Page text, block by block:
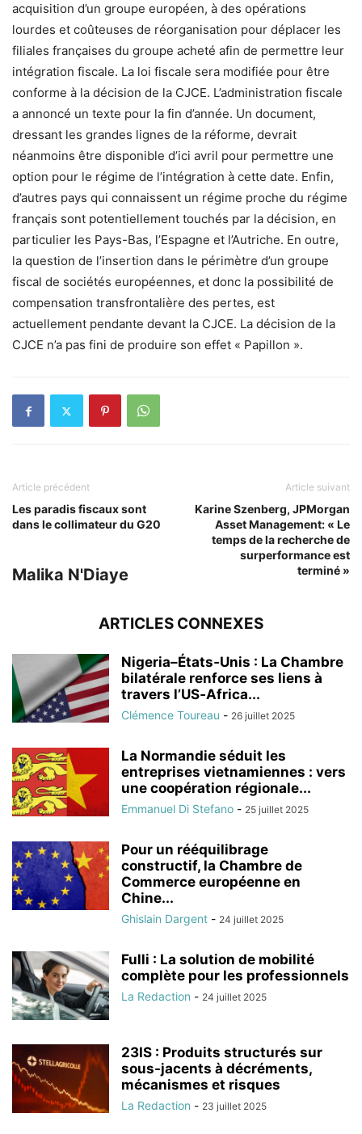
acquisition d’un groupe européen, à des opérations
lourdes et coûteuses de réorganisation pour déplacer les
filiales françaises du groupe acheté afin de permettre leur
intégration fiscale. La loi fiscale sera modifiée pour être
conforme à la décision de la CJCE. L’administration fiscale
a annoncé un texte pour la fin d’année. Un document,
dressant les grandes lignes de la réforme, devrait
néanmoins être disponible d’ici avril pour permettre une
option pour le régime de l’intégration à cette date. Enfin,
d’autres pays qui connaissent un régime proche du régime
français sont potentiellement touchés par la décision, en
particulier les Pays-Bas, l’Espagne et l’Autriche. En outre,
la question de l’insertion dans le périmètre d’un groupe
fiscal de sociétés européennes, et donc la possibilité de
compensation transfrontalière des pertes, est
actuellement pendante devant la CJCE. La décision de la
CJCE n’a pas fini de produire son effet « Papillon ».
Article précédent
Les paradis fiscaux sont
dans le collimateur du G20
Article suivant
Karine Szenberg, JPMorgan
Asset Management: « Le
temps de la recherche de
surperformance est
terminé »
Malika N'Diaye
ARTICLES CONNEXES
Nigeria–États‑Unis : La Chambre
bilatérale renforce ses liens à
travers l’US‑Africa...
Clémence Toureau - 26 juillet 2025
La Normandie séduit les
entreprises vietnamiennes : vers
une coopération régionale...
Emmanuel Di Stefano - 25 juillet 2025
Pour un rééquilibrage
constructif, la Chambre de
Commerce européenne en
Chine...
Ghislain Dargent - 24 juillet 2025
Fulli : La solution de mobilité
complète pour les professionnels
La Redaction - 24 juillet 2025
23IS : Produits structurés sur
sous-jacents à décréments,
mécanismes et risques
La Redaction - 23 juillet 2025